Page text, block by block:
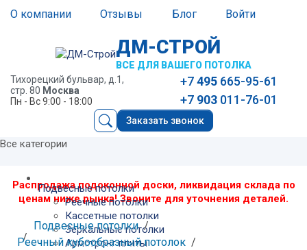
О компании Отзывы Блог Войти
ДМ-СТРОЙ
ВСЕ ДЛЯ ВАШЕГО ПОТОЛКА
Тихорецкий бульвар, д.1,
стр. 80 Москва
Пн - Вс 9:00 - 18:00
+7495 665-95-61
+7903 011-76-01
Заказать звонок
Все категории
Подвесные потолки
Реечные потолки
Кассетные потолки
Зеркальные потолки
Армстронг плиты
Распродажа подоконной доски, ликвидация склада по
ценам ниже рынка! Звоните для уточнения деталей.
Подвесные потолки
Реечный кубообразный потолок